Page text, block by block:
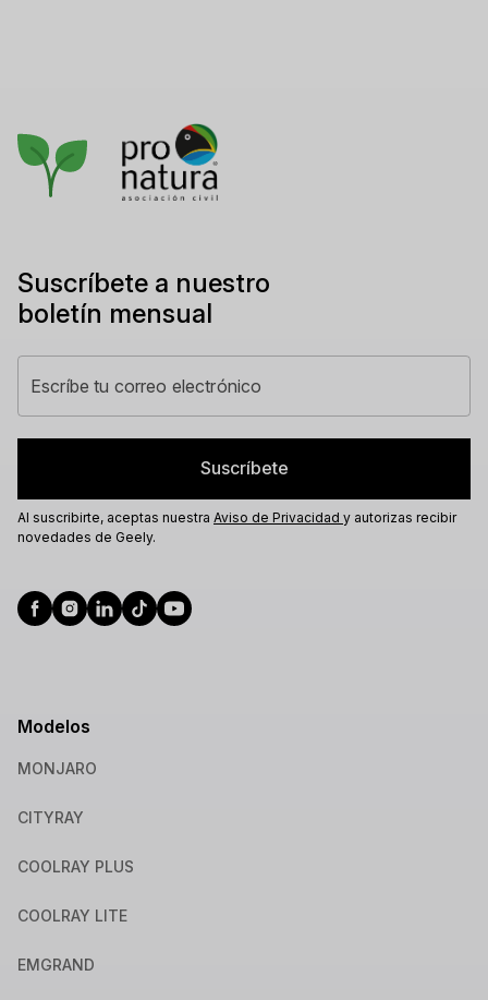
Suscríbete a nuestro
boletín mensual
Suscríbete
Al suscribirte, aceptas nuestra Aviso de Privacidad y autorizas recibir
novedades de Geely.
Modelos
MONJARO
CITYRAY
COOLRAY PLUS
COOLRAY LITE
EMGRAND